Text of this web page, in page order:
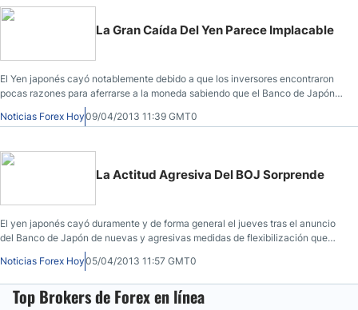
La Gran Caída Del Yen Parece Implacable
El Yen japonés cayó notablemente debido a que los inversores encontraron
pocas razones para aferrarse a la moneda sabiendo que el Banco de Japón
tiene la intención de abordar agresivamente la situación deflacionaria del
país.
Noticias Forex Hoy09/04/2013 11:39 GMT0
La Actitud Agresiva Del BOJ Sorprende
El yen japonés cayó duramente y de forma general el jueves tras el anuncio
del Banco de Japón de nuevas y agresivas medidas de flexibilización que
pillaron por sorpresa a los agentes del mercado por su extensión.
Noticias Forex Hoy05/04/2013 11:57 GMT0
Top Brokers de Forex en línea